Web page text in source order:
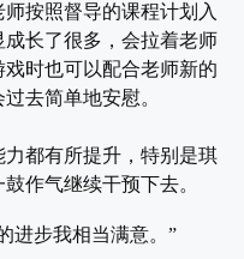
按照督导的课程计划入
长了很多，会拉着老师
时也可以配合老师新的
去简单地安慰。
都有所提升，特别是琪
作气继续干预下去。
进步我相当满意。”